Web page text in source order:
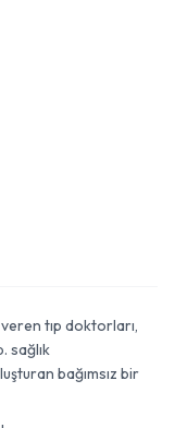
tıp doktorları,
sağlık
bağımsız bir